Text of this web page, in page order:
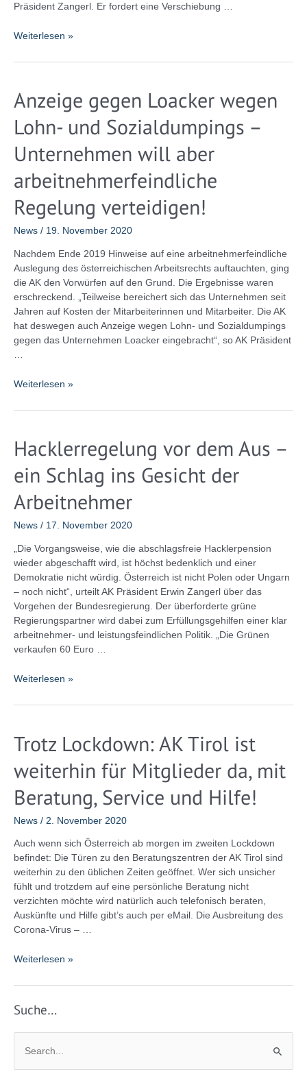
Präsident Zangerl. Er fordert eine Verschiebung …
Kommt
Abschlagsfreiheit
Pensionen
von
Spitzenpolitikern?“
AK
Zangerl
fordert
zur
Verschiebung
Beschlussfassung!
Weiterlesen »
Anzeige gegen Loacker wegen
Lohn- und Sozialdumpings –
Unternehmen will aber
arbeitnehmerfeindliche
Regelung verteidigen!
News / 19. November 2020
Nachdem Ende 2019 Hinweise auf eine arbeitnehmerfeindliche
Auslegung des österreichischen Arbeitsrechts auftauchten, ging
die AK den Vorwürfen auf den Grund. Die Ergebnisse waren
erschreckend. „Teilweise bereichert sich das Unternehmen seit
Jahren auf Kosten der Mitarbeiterinnen und Mitarbeiter. Die AK
hat deswegen auch Anzeige wegen Lohn- und Sozialdumpings
gegen das Unternehmen Loacker eingebracht“, so AK Präsident
…
Anzeige
Loacker
Lohn-
und
Sozialdumpings
–
Unternehmen
aber
Regelung
verteidigen!
Weiterlesen »
Hacklerregelung vor dem Aus –
ein Schlag ins Gesicht der
Arbeitnehmer
News / 17. November 2020
„Die Vorgangsweise, wie die abschlagsfreie Hacklerpension
wieder abgeschafft wird, ist höchst bedenklich und einer
Demokratie nicht würdig. Österreich ist nicht Polen oder Ungarn
– noch nicht“, urteilt AK Präsident Erwin Zangerl über das
Vorgehen der Bundesregierung. Der überforderte grüne
Regierungspartner wird dabei zum Erfüllungsgehilfen einer klar
arbeitnehmer- und leistungsfeindlichen Politik. „Die Grünen
verkaufen 60 Euro …
Hacklerregelung
dem
–
ein
Schlag
ins
Gesicht
der
Arbeitnehmer
Weiterlesen »
Trotz Lockdown: AK Tirol ist
weiterhin für Mitglieder da, mit
Beratung, Service und Hilfe!
News / 2. November 2020
Auch wenn sich Österreich ab morgen im zweiten Lockdown
befindet: Die Türen zu den Beratungszentren der AK Tirol sind
weiterhin zu den üblichen Zeiten geöffnet. Wer sich unsicher
fühlt und trotzdem auf eine persönliche Beratung nicht
verzichten möchte wird natürlich auch telefonisch beraten,
Auskünfte und Hilfe gibt’s auch per eMail. Die Ausbreitung des
Corona-Virus – …
Trotz
AK
ist
weiterhin
Weiterlesen »
Suche…